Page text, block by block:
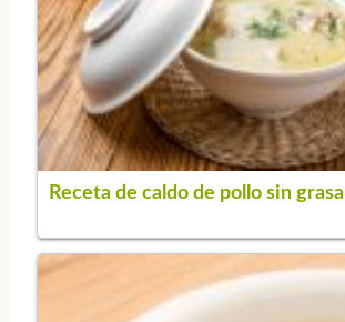
Receta de caldo de pollo sin grasa